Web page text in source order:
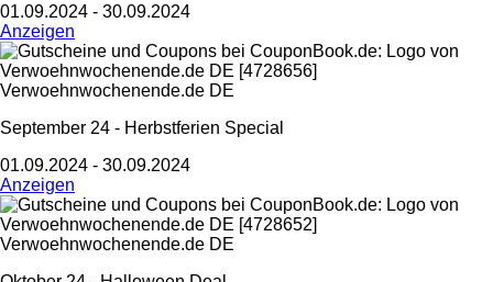
01.09.2024 - 30.09.2024
Anzeigen
Verwoehnwochenende.de DE
September 24 - Herbstferien Special
01.09.2024 - 30.09.2024
Anzeigen
Verwoehnwochenende.de DE